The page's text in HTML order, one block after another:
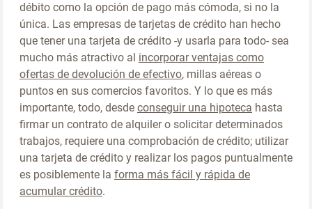
débito como la opción de pago más cómoda, si no la
única. Las empresas de tarjetas de crédito han hecho
que tener una tarjeta de crédito -y usarla para todo- sea
mucho más atractivo al incorporar ventajas como
ofertas de devolución de efectivo, millas aéreas o
puntos en sus comercios favoritos. Y lo que es más
importante, todo, desde conseguir una hipoteca hasta
firmar un contrato de alquiler o solicitar determinados
trabajos, requiere una comprobación de crédito; utilizar
una tarjeta de crédito y realizar los pagos puntualmente
es posiblemente la forma más fácil y rápida de
acumular crédito.